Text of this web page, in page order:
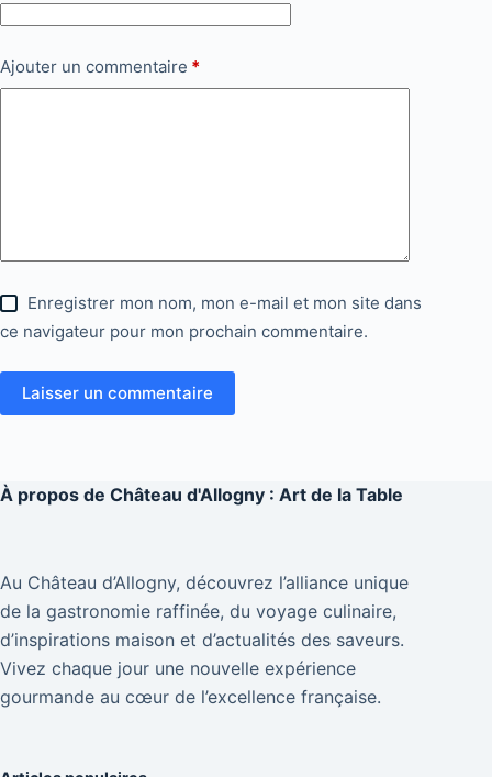
Ajouter un commentaire *
Enregistrer mon nom, mon e-mail et mon site dans
ce navigateur pour mon prochain commentaire.
Laisser un commentaire
À propos de Château d'Allogny : Art de la Table
Au Château d’Allogny, découvrez l’alliance unique
de la gastronomie raffinée, du voyage culinaire,
d’inspirations maison et d’actualités des saveurs.
Vivez chaque jour une nouvelle expérience
gourmande au cœur de l’excellence française.